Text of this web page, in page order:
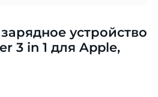
устройство
3 in 1 для Apple,